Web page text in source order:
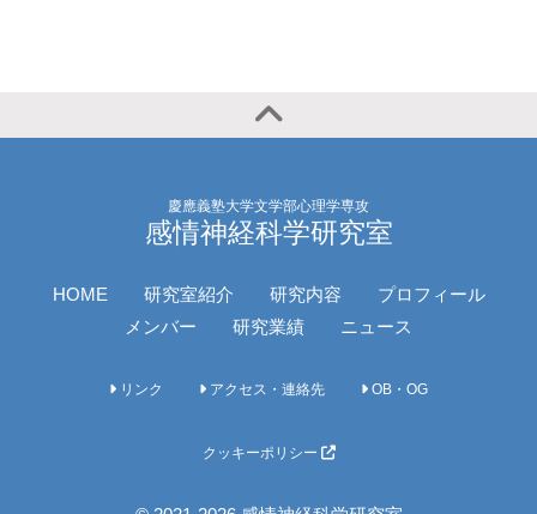
慶應義塾大学文学部心理学専攻
感情神経科学研究室
HOME 研究室紹介 研究内容
プロフィール
メンバー
研究業績 ニュース
リンク アクセス・連絡先 OB・OG
クッキーポリシー